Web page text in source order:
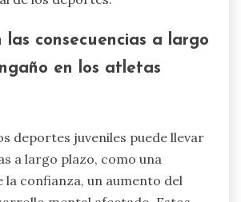
en entornos
investigación indica que los
a menudo experimentan un
y el estrés, lo que
su confianza. Este ciclo
de los deportes.
las consecuencias a largo